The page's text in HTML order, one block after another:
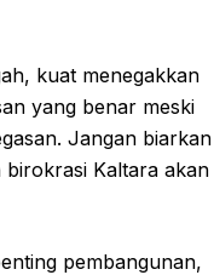
kuat menegakkan
yang benar meski
Jangan biarkan
Kaltara akan
pembangunan,